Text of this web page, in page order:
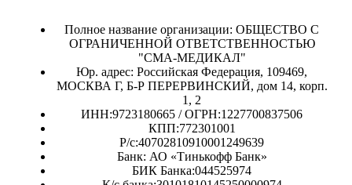
Полное название организации: ОБЩЕСТВО С
ОГРАНИЧЕННОЙ ОТВЕТСТВЕННОСТЬЮ
"СМА-МЕДИКАЛ"
Юр. адрес: Российская Федерация, 109469,
МОСКВА Г, Б-Р ПЕРЕРВИНСКИЙ, дом 14, корп.
1, 2
ИНН:9723180665 / ОГРН:1227700837506
КПП:772301001
Р/с:40702810910001249639
Банк: АО «Тинькофф Банк»
БИК Банка:044525974